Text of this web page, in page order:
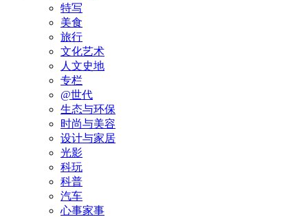
特写
美食
旅行
文化艺术
人文史地
专栏
@世代
生态与环保
时尚与美容
设计与家居
光影
科玩
科普
汽车
心事家事